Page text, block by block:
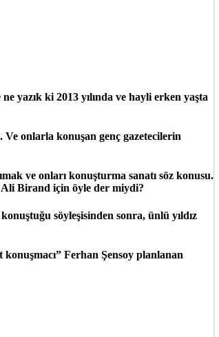
yazık ki 2013 yılında ve hayli erken yaşta
onlarla konuşan genç gazetecilerin
ve onları konuşturma sanatı söz konusu.
Ali Birand için öyle der miydi?
söyleşisinden sonra, ünlü yıldız
Ferhan Şensoy planlanan